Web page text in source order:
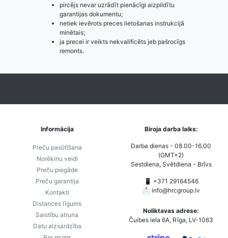
pircējs nevar uzrādīt pienācīgi aizpildītu
garantijas dokumentu;
netiek ievērots preces lietošanas instrukcijā
minētais;
ja precei ir veikts nekvalificēts jeb pašrocīgs
remonts.
Informācija
Preču pasūtīšana
Norēķinu veidi
Preču piegāde
Preču garantija
Kontakti
Distances līgums
Saistību atruna
Datu aizsardzība
Biroja darba laiks:
Darba dienas - 08.00-16.00
(GMT+2)
Sestdiena, Svētdiena - Brīvs
📱 +371 29164546
📩 info@hrcgroup.lv
Noliktavas adrese:
Čuibes iela 6A, Rīga, LV-1063